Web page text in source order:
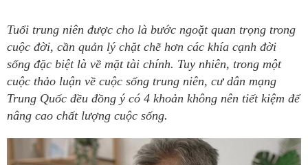
Tuổi trung niên được cho là bước ngoặt quan trọng trong
cuộc đời, cần quản lý chặt chẽ hơn các khía cạnh đời
sống đặc biệt là về mặt tài chính. Tuy nhiên, trong một
cuộc thảo luận về cuộc sống trung niên, cư dân mạng
Trung Quốc đều đồng ý có 4 khoản không nên tiết kiệm để
nâng cao chất lượng cuộc sống.